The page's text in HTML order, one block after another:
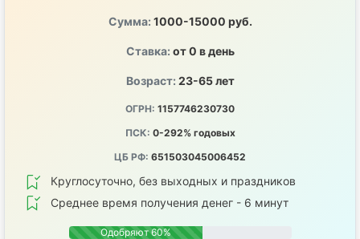
Сумма: 1000-15000 руб.
Ставка: от 0 в день
Возраст: 23-65 лет
ОГРН: 1157746230730
ПСК: 0-292% годовых
ЦБ РФ: 651503045006452
Круглосуточно, без выходных и праздников
Среднее время получения денег - 6 минут
Одобряют 60%